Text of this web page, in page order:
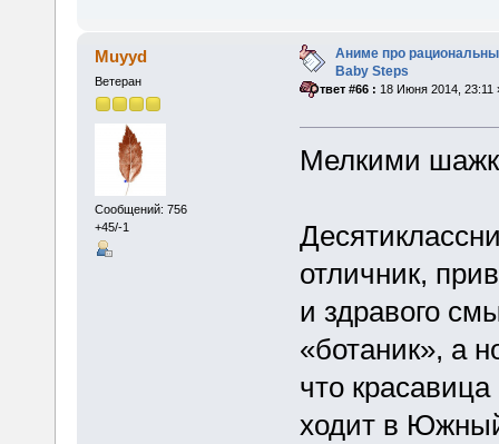
Muyyd
Ветеран
Сообщений: 756
+45/-1
Аниме про
Baby Steps
«Ответ #66 : 18 Июня 2014, 23:11
Мелкими
отличник,
и здравого
«ботаник», а
что
ходит в